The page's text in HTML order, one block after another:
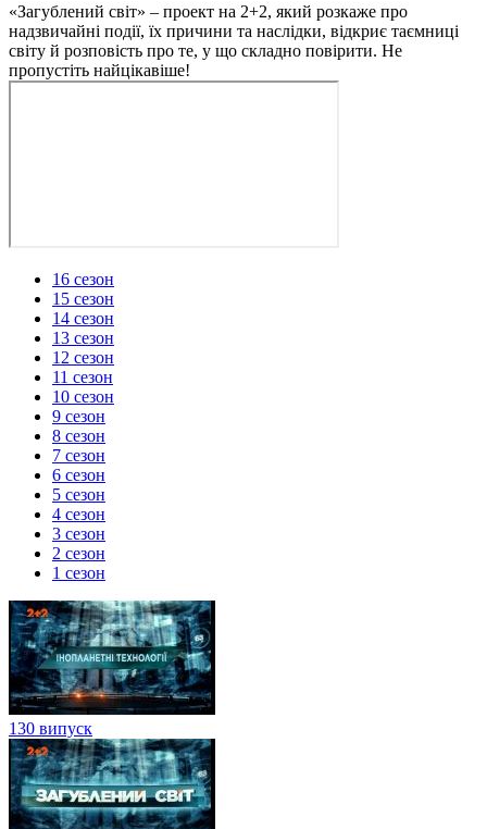
«Загублений світ» – проект на 2+2, який розкаже про
надзвичайні події, їх причини та наслідки, відкриє таємниці
світу й розповість про те, у що складно повірити. Не
пропустіть найцікавіше!
16 сезон
15 сезон
14 сезон
13 сезон
12 сезон
11 сезон
10 сезон
9 сезон
8 сезон
7 сезон
6 сезон
5 сезон
4 сезон
3 сезон
2 сезон
1 сезон
130 випуск